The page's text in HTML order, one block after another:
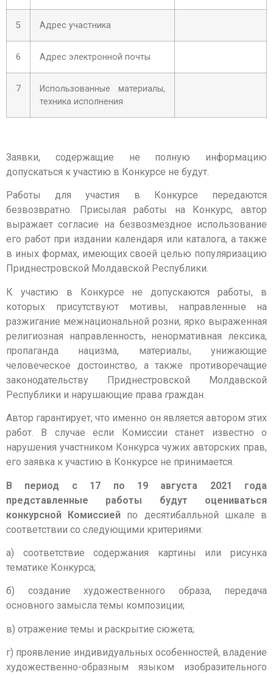
5 Адрес участника
6 Адрес электронной почты
7
Использованные материалы,
техника исполнения
Заявки, содержащие не полную информацию
допускаться к участию в Конкурсе не будут.
Работы для участия в Конкурсе передаются
безвозвратно. Присылая работы на Конкурс, автор
выражает согласие на безвозмездное использование
его работ при издании календаря или каталога, а также
в иных формах, имеющих своей целью популяризацию
Приднестровской Молдавской Республики.
К участию в Конкурсе не допускаются работы, в
которых присутствуют мотивы, направленные на
разжигание межнациональной розни, ярко выраженная
религиозная направленность, ненормативная лексика,
пропаганда нацизма, материалы, унижающие
человеческое достоинство, а также противоречащие
законодательству Приднестровской Молдавской
Республики и нарушающие права граждан.
Автор гарантирует, что именно он является автором этих
работ. В случае если Комиссии станет известно о
нарушения участником Конкурса чужих авторских прав,
его заявка к участию в Конкурсе не принимается.
В период с 17 по 19 августа 2021 года
представленные работы будут оцениваться
конкурсной Комиссией по десятибалльной шкале в
соответствии со следующими критериями:
а) соответствие содержания картины или рисунка
тематике Конкурса;
б) создание художественного образа, передача
основного замысла темы композиции;
в) отражение темы и раскрытие сюжета;
г) проявление индивидуальных особенностей, владение
художественно-образным языком изобразительного